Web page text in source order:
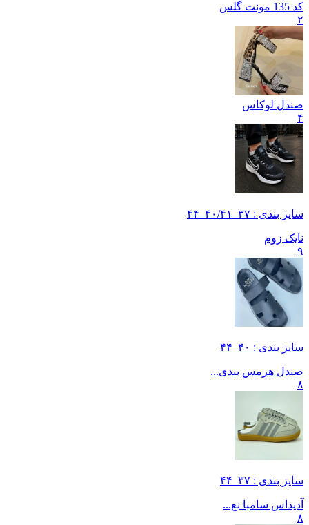
کد 135 مونت گلس
۲
صندل لوکاس
۴
سایز بندی : ۳۷_۴۰/۴۱_۴۴
نایک زوم
۹
سایز بندی : ۴۰_۴۴
صندل هرمس بندی...
۸
سایز بندی : ۳۷_۴۴
آدیداس سامبا نع...
۸